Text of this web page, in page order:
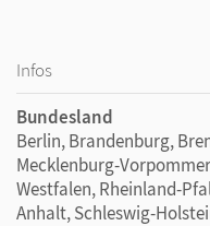
Infos
Bundesland
Berlin, Brandenburg,
Mecklenburg-
Westfalen, Rheinland-
Anhalt, Schleswig-